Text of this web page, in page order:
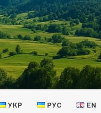
УКР РУС EN